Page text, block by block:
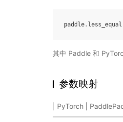
paddle. less_equal
其中 Paddle 和
参数映射
| PyTorch |